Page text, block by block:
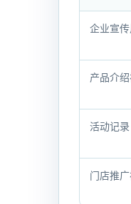
类
型
比
与
企业宣传
产品介
活动记录
门店推